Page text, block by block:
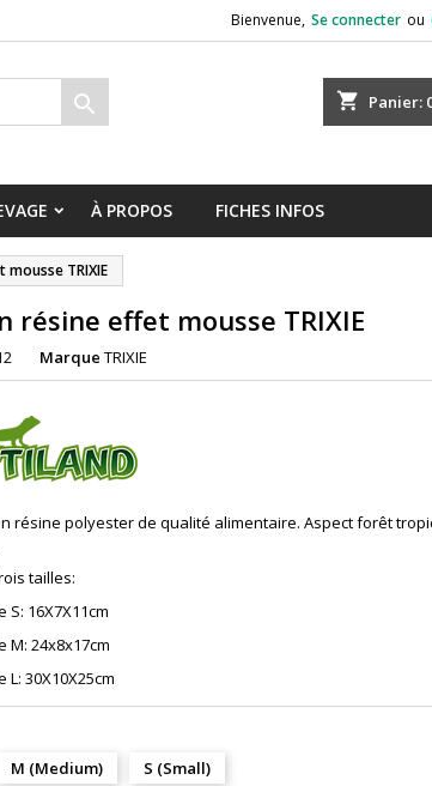
Bienvenue, Se connecter ou
shopping_cart Panier:

À PROPOS FICHES INFOS
TRIXIE
résine effet mousse TRIXIE
Marque TRIXIE
résine polyester de qualité alimentaire. Aspect forêt
tailles:
S: 16X7X11cm
M: 24x8x17cm
L: 30X10X25cm
M (Medium) S (Small)